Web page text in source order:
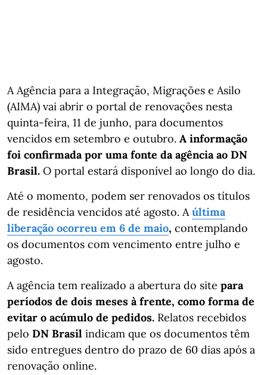
A Agência para a Integração, Migrações e Asilo
(AIMA) vai abrir o portal de renovações nesta
quinta-feira, 11 de junho, para documentos
vencidos em setembro e outubro. A informação
foi confirmada por uma fonte da agência ao DN
Brasil. O portal estará disponível ao longo do dia.
Até o momento, podem ser renovados os títulos
de residência vencidos até agosto. Aúltima
liberação ocorreu em 6 de maio, contemplando
os documentos com vencimento entre julho e
agosto.
A agência tem realizado a abertura do site para
períodos de dois meses à frente, como forma de
evitar o acúmulo de pedidos. Relatos recebidos
pelo DN Brasil indicam que os documentos têm
sido entregues dentro do prazo de 60 dias após a
renovação online.